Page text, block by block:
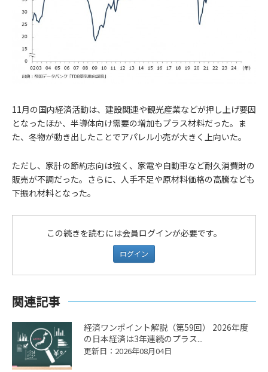
11月の国内経済活動は、建設関連や観光産業などが押し上げ要因
となったほか、半導体向け需要の増加もプラス材料だった。ま
た、冬物が動き出したことでアパレル小売が大きく上向いた。
ただし、家計の節約志向は強く、家電や自動車など耐久消費財の
販売が不調だった。さらに、人手不足や原材料価格の高騰なども
下振れ材料となった。
この続きを読むには会員ログインが必要です。
ログイン
関連記事
経済ワンポイント解説（第59回） 2026年度
の日本経済は3年連続のプラス...
更新日：2026年08月04日